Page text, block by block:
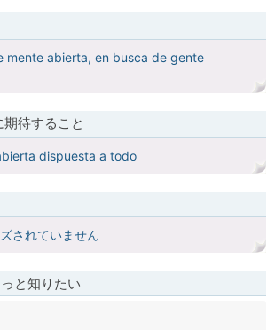
mente abierta, en busca de gente
待すること
dispuesta a todo
されていません
と知りたい